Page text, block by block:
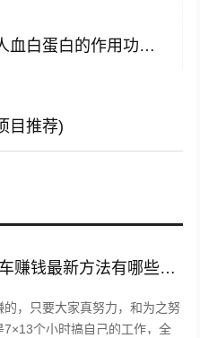
人血白蛋白的作用功效(人血白蛋白的作用功效与禁忌)
目推荐)
私家车赚钱最新方法(私家车赚钱最新方法有哪些?推荐这5种赚钱方法)
的，只要大家真努力，和为之努
7×13个小时搞自己的工作，全